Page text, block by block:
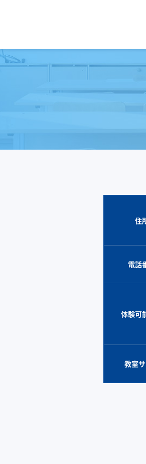
住
電話
体験可
教室